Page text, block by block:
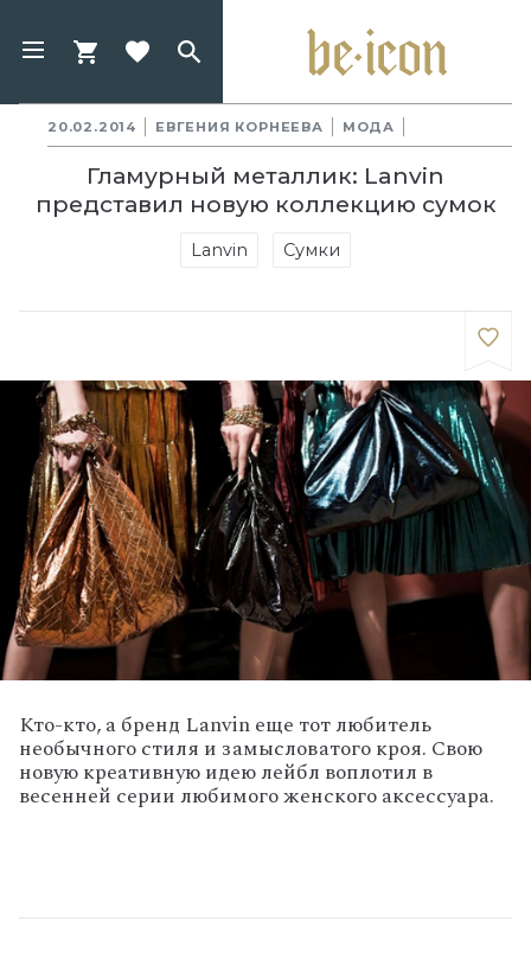
20.02.2014 ЕВГЕНИЯ КОРНЕЕВА МОДА
Гламурный металлик: Lanvin
представил новую коллекцию сумок
Lanvin Сумки
Кто-кто, а бренд Lanvin еще тот любитель
необычного стиля и замысловатого кроя. Свою
новую креативную идею лейбл воплотил в
весенней серии любимого женского аксессуара.